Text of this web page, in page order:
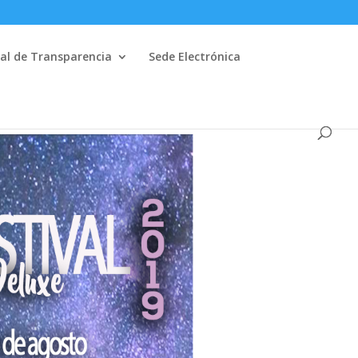
de Transparencia Sede Electrónica